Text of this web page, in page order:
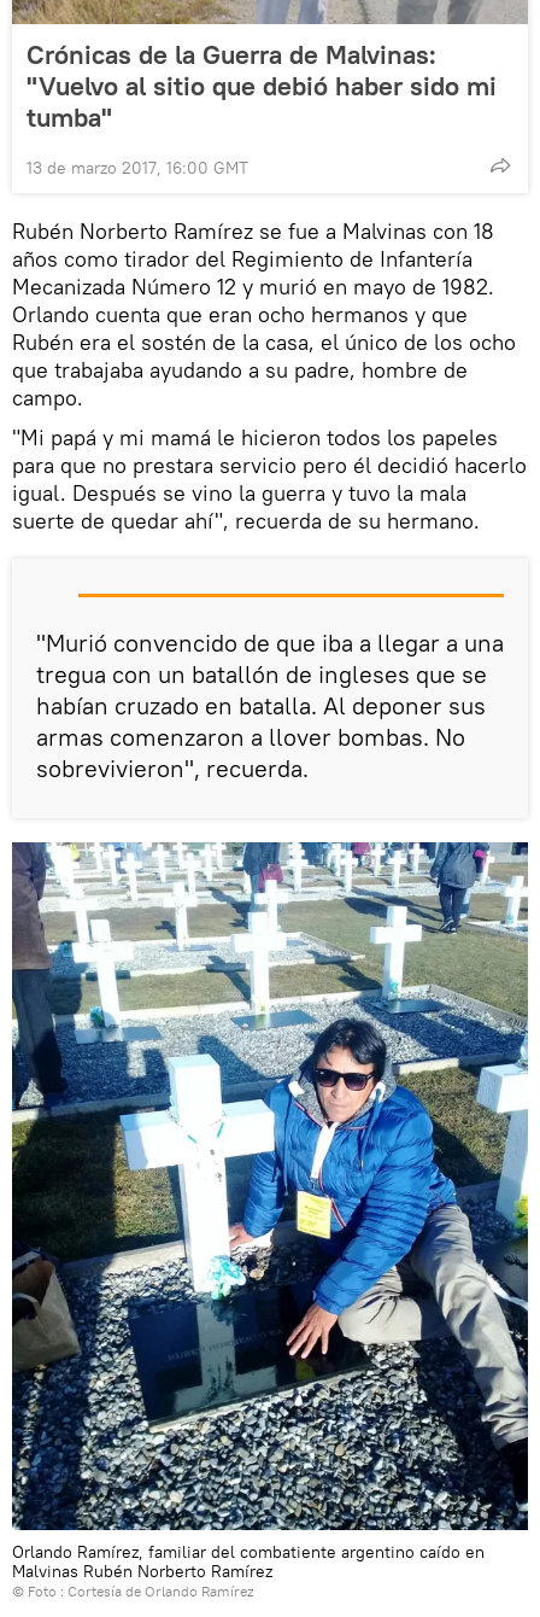
Crónicas de la Guerra de Malvinas:
"Vuelvo al sitio que debió haber sido mi
tumba"
13 de marzo 2017, 16:00 GMT
Rubén Norberto Ramírez se fue a Malvinas con 18
años como tirador del Regimiento de Infantería
Mecanizada Número 12 y murió en mayo de 1982.
Orlando cuenta que eran ocho hermanos y que
Rubén era el sostén de la casa, el único de los ocho
que trabajaba ayudando a su padre, hombre de
campo.
"Mi papá y mi mamá le hicieron todos los papeles
para que no prestara servicio pero él decidió hacerlo
igual. Después se vino la guerra y tuvo la mala
suerte de quedar ahí", recuerda de su hermano.
"Murió convencido de que iba a llegar a una
tregua con un batallón de ingleses que se
habían cruzado en batalla. Al deponer sus
armas comenzaron a llover bombas. No
sobrevivieron", recuerda.
Orlando Ramírez, familiar del combatiente argentino caído en
Malvinas Rubén Norberto Ramírez
© Foto : Cortesía de Orlando Ramírez